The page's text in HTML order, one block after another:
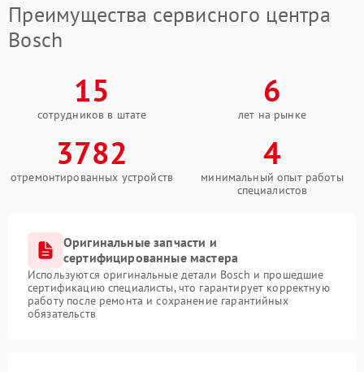
Преимущества сервисного центра
Bosch
15
сотрудников в штате
6
лет на рынке
3782
отремонтированных устройств
4
минимальный опыт работы
специалистов
Оригинальные запчасти и
сертифицированные мастера
Используются оригинальные детали Bosch и прошедшие
сертификацию специалисты, что гарантирует корректную
работу после ремонта и сохранение гарантийных
обязательств